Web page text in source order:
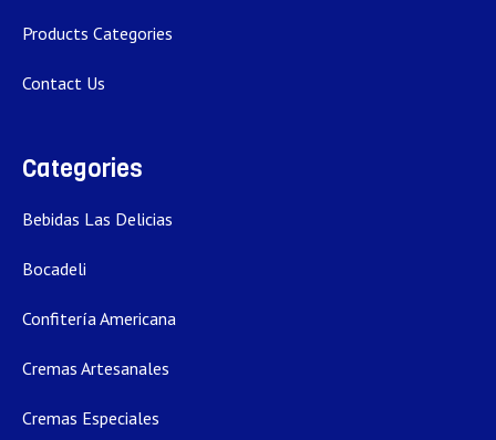
Products Categories
Contact Us
Categories
Bebidas Las Delicias
Bocadeli
Confitería Americana
Cremas Artesanales
Cremas Especiales